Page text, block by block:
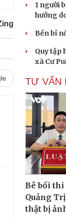
1 người
hưởng
Bền bỉ
Quy tập
xã Cư
TƯ VẤN
Bê bối thi
Quảng
thật bị